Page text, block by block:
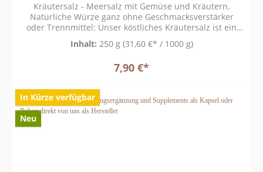
Kräutersalz - Meersalz mit Gemüse und Kräutern.
Natürliche Würze ganz ohne Geschmacksverstärker
oder Trennmittel: Unser köstliches Kräutersalz ist ein
wahrer Alleskönner.
Inhalt: 250 g (31,60 €* / 1000 g)
7,90 €*
In Kürze verfügbar
Neu